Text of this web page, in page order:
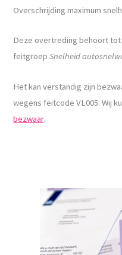
Overschrijding maximum
Deze overtreding behoort
feitgroepSnelheid
Het kan verstandig zijn
wegens feitcode VL005. Wij
bezwaar.